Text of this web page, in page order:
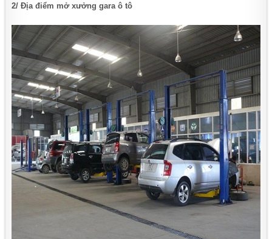
2/ Địa điểm mở xưởng gara ô tô